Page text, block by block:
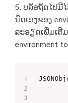
5. ບລັອຖັດໄປມີ
ນົດເອງຂອງ
ລະອຽດເພີ່ມເຕີ
environment